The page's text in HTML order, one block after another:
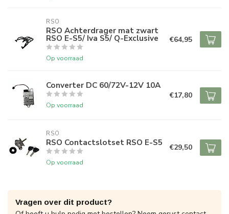
RSO
RSO Achterdrager mat zwart
RSO E-S5/ Iva S5/ Q-Exclusive
Op voorraad
€64,95
Converter DC 60/72V-12V 10A
Op voorraad
€17,80
RSO
RSO Contactslotset RSO E-S5
Op voorraad
€29,50
Vragen over dit product?